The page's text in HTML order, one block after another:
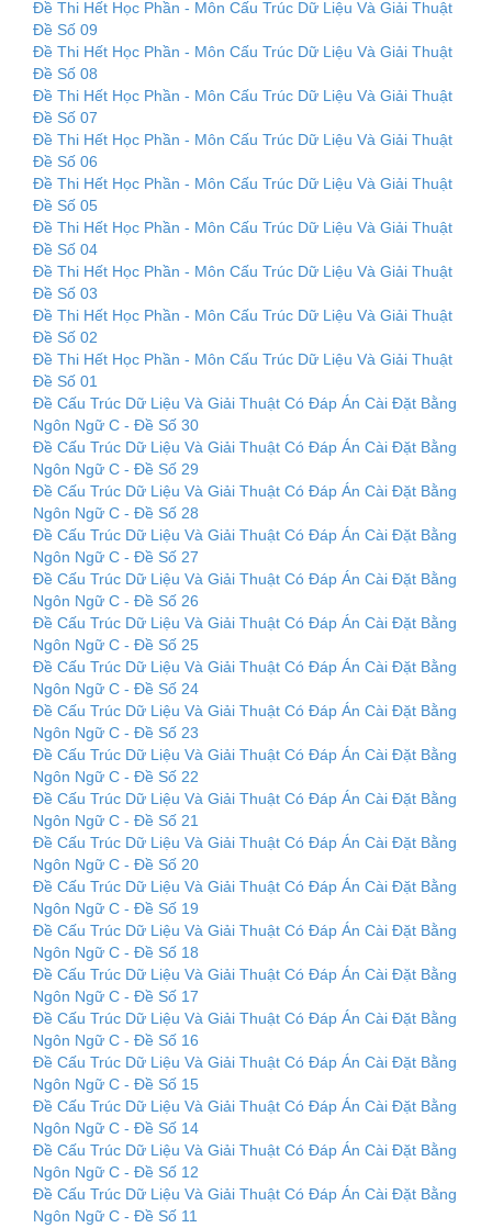
Đề Thi Hết Học Phần - Môn Cấu Trúc Dữ Liệu Và Giải Thuật
Đề Số 09
Đề Thi Hết Học Phần - Môn Cấu Trúc Dữ Liệu Và Giải Thuật
Đề Số 08
Đề Thi Hết Học Phần - Môn Cấu Trúc Dữ Liệu Và Giải Thuật
Đề Số 07
Đề Thi Hết Học Phần - Môn Cấu Trúc Dữ Liệu Và Giải Thuật
Đề Số 06
Đề Thi Hết Học Phần - Môn Cấu Trúc Dữ Liệu Và Giải Thuật
Đề Số 05
Đề Thi Hết Học Phần - Môn Cấu Trúc Dữ Liệu Và Giải Thuật
Đề Số 04
Đề Thi Hết Học Phần - Môn Cấu Trúc Dữ Liệu Và Giải Thuật
Đề Số 03
Đề Thi Hết Học Phần - Môn Cấu Trúc Dữ Liệu Và Giải Thuật
Đề Số 02
Đề Thi Hết Học Phần - Môn Cấu Trúc Dữ Liệu Và Giải Thuật
Đề Số 01
Đề Cấu Trúc Dữ Liệu Và Giải Thuật Có Đáp Án Cài Đặt Bằng
Ngôn Ngữ C - Đề Số 30
Đề Cấu Trúc Dữ Liệu Và Giải Thuật Có Đáp Án Cài Đặt Bằng
Ngôn Ngữ C - Đề Số 29
Đề Cấu Trúc Dữ Liệu Và Giải Thuật Có Đáp Án Cài Đặt Bằng
Ngôn Ngữ C - Đề Số 28
Đề Cấu Trúc Dữ Liệu Và Giải Thuật Có Đáp Án Cài Đặt Bằng
Ngôn Ngữ C - Đề Số 27
Đề Cấu Trúc Dữ Liệu Và Giải Thuật Có Đáp Án Cài Đặt Bằng
Ngôn Ngữ C - Đề Số 26
Đề Cấu Trúc Dữ Liệu Và Giải Thuật Có Đáp Án Cài Đặt Bằng
Ngôn Ngữ C - Đề Số 25
Đề Cấu Trúc Dữ Liệu Và Giải Thuật Có Đáp Án Cài Đặt Bằng
Ngôn Ngữ C - Đề Số 24
Đề Cấu Trúc Dữ Liệu Và Giải Thuật Có Đáp Án Cài Đặt Bằng
Ngôn Ngữ C - Đề Số 23
Đề Cấu Trúc Dữ Liệu Và Giải Thuật Có Đáp Án Cài Đặt Bằng
Ngôn Ngữ C - Đề Số 22
Đề Cấu Trúc Dữ Liệu Và Giải Thuật Có Đáp Án Cài Đặt Bằng
Ngôn Ngữ C - Đề Số 21
Đề Cấu Trúc Dữ Liệu Và Giải Thuật Có Đáp Án Cài Đặt Bằng
Ngôn Ngữ C - Đề Số 20
Đề Cấu Trúc Dữ Liệu Và Giải Thuật Có Đáp Án Cài Đặt Bằng
Ngôn Ngữ C - Đề Số 19
Đề Cấu Trúc Dữ Liệu Và Giải Thuật Có Đáp Án Cài Đặt Bằng
Ngôn Ngữ C - Đề Số 18
Đề Cấu Trúc Dữ Liệu Và Giải Thuật Có Đáp Án Cài Đặt Bằng
Ngôn Ngữ C - Đề Số 17
Đề Cấu Trúc Dữ Liệu Và Giải Thuật Có Đáp Án Cài Đặt Bằng
Ngôn Ngữ C - Đề Số 16
Đề Cấu Trúc Dữ Liệu Và Giải Thuật Có Đáp Án Cài Đặt Bằng
Ngôn Ngữ C - Đề Số 15
Đề Cấu Trúc Dữ Liệu Và Giải Thuật Có Đáp Án Cài Đặt Bằng
Ngôn Ngữ C - Đề Số 14
Đề Cấu Trúc Dữ Liệu Và Giải Thuật Có Đáp Án Cài Đặt Bằng
Ngôn Ngữ C - Đề Số 12
Đề Cấu Trúc Dữ Liệu Và Giải Thuật Có Đáp Án Cài Đặt Bằng
Ngôn Ngữ C - Đề Số 11